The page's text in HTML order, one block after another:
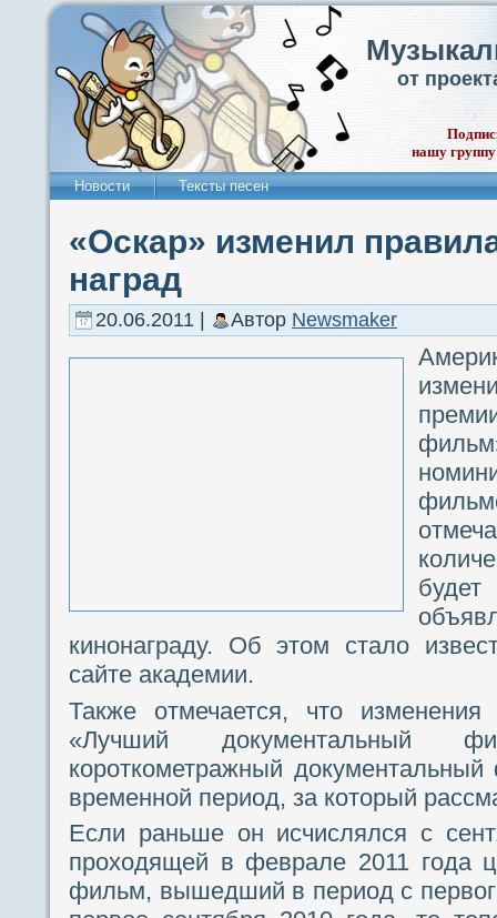
от
нашу
Новости Тексты песен
«Оскар» изменил
наград
20.06.2011 | Автор Newsmaker
будет
кинонаграду. Об этом стало
сайте академии.
Также отмечается, что изменения
«Лучший документальный
короткометражный
временной период, за который
Если раньше он исчислялся с
проходящей в феврале 2011 года
фильм, вышедший в период с